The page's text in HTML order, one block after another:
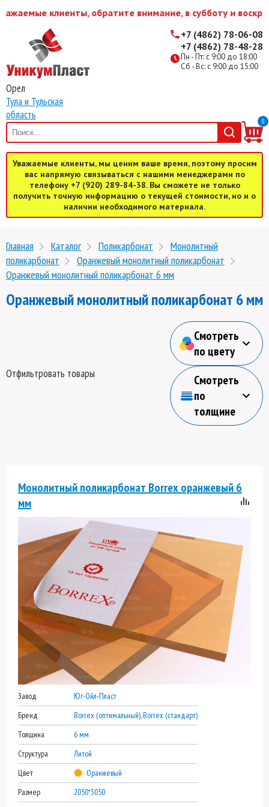
клиенты, обратите внимание, в субботу и
Орел
Тула и Тульская
область
Пн - Пт: с 9:00 до 18:00
Сб - Вс: с 9:00 до 15:00
+7 (4862) 78-06-08
+7 (4862) 78-48-28
0
Уважаемые клиенты, мы ценим ваше время, поэтому просим
вас напрямую связываться с нашими менеджерами по
телефону +7 (920) 289-84-38. Вы сможете не только
получить точную информацию о текущей стоимости, но и о
наличии необходимого материала.
Главная Каталог Поликарбонат
Монолитный
поликарбонат
Оранжевый монолитный поликарбонат
Оранжевый монолитный поликарбонат 6 мм
Оранжевый монолитный поликарбонат 6 мм
Отфильтровать товары
Смотреть
по цвету
Смотреть
по
толщине
Монолитный поликарбонат Borrex оранжевый 6
мм
Завод
Юг-Ойл-Пласт
Бренд
Borrex (оптимальный), Borrex (стандарт)
Толщина
6 мм
Структура
Литой
Цвет
Оранжевый
Размер
2050*3050